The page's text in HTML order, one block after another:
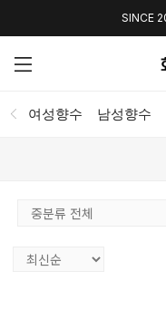
SINCE
여성향수 남성향수